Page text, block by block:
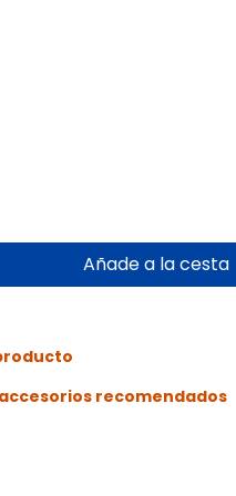
Añade a la cesta
recomendados